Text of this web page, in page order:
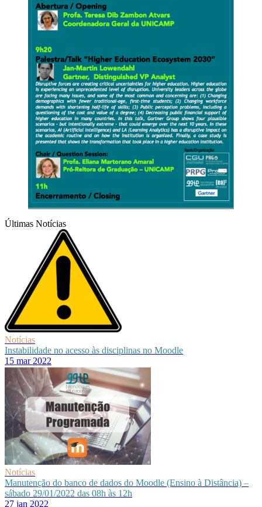
Últimas Notícias
Notícias
Instabilidade no acesso às disciplinas no Moodle
15 mar 2022
Notícias
Manutenção do banco de dados do Moodle (Ensino à Distância) –
sábado 29/01/2022 das 08h às 12h
27 jan 2022